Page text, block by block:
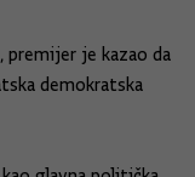
je kazao da
demokratska